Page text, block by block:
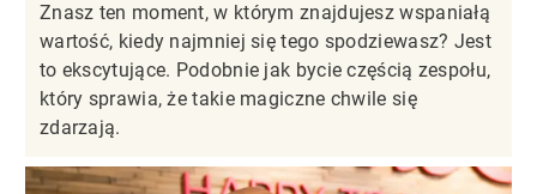
Znasz ten moment, w którym znajdujesz wspaniałą
wartość, kiedy najmniej się tego spodziewasz? Jest
to ekscytujące. Podobnie jak bycie częścią zespołu,
który sprawia, że takie magiczne chwile się
zdarzają.